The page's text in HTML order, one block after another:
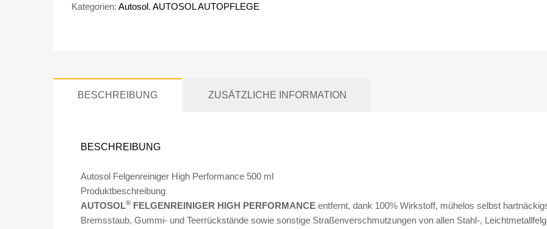
Kategorien: Autosol, AUTOSOL AUTOPFLEGE
BESCHREIBUNG ZUSÄTZLICHE INFORMATION
BESCHREIBUNG
Autosol Felgenreiniger High Performance 500 ml
Produktbeschreibung
AUTOSOL® FELGENREINIGER HIGH PERFORMANCE entfernt, dank 100% Wirkstoff, mühelos selbst
Bremsstaub, Gummi- und Teerrückstände sowie sonstige Straßenverschmutzungen von allen Stahl-,